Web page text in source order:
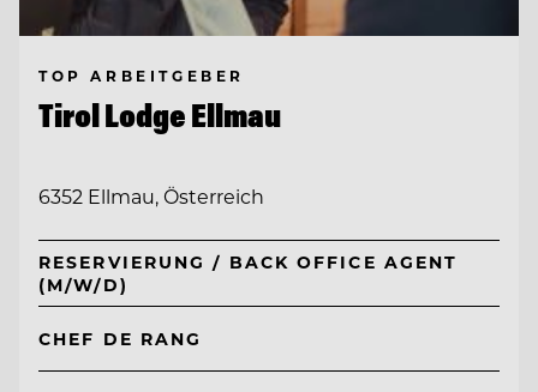
TOP ARBEITGEBER
Tirol Lodge Ellmau
6352 Ellmau, Österreich
RESERVIERUNG / BACK OFFICE AGENT
(M/W/D)
CHEF DE RANG